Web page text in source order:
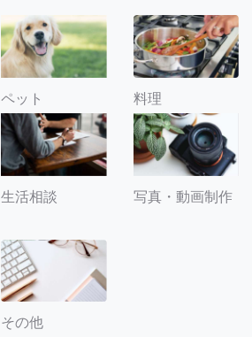
ペット 料理
生活相談 写真・動画制作
その他